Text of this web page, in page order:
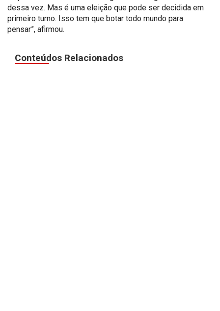
dessa vez. Mas é uma eleição que pode ser decidida em
primeiro turno. Isso tem que botar todo mundo para
pensar”, afirmou.
Conteúdos Relacionados